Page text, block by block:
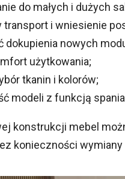
do małych i dużych
transport i wniesienie
dokupienia nowych
użytkowania;
tkanin i kolorów;
modeli z funkcją
konstrukcji mebel
konieczności wymiany